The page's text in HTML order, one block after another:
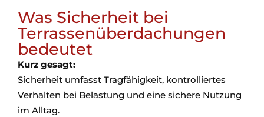
Was Sicherheit bei
Terrassenüberdachungen
bedeutet
Kurz gesagt:
Sicherheit umfasst Tragfähigkeit, kontrolliertes
Verhalten bei Belastung und eine sichere Nutzung
im Alltag.